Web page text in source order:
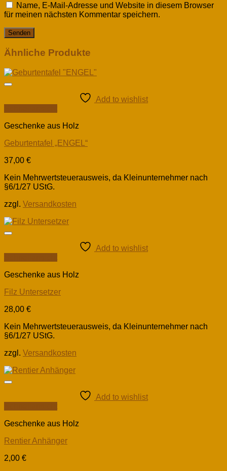
Name, E-Mail-Adresse und Website in diesem Browser
für meinen nächsten Kommentar speichern.
Ähnliche Produkte
Add to wishlist
Geschenke aus Holz
Geburtentafel „ENGEL“
37,00 €
Kein Mehrwertsteuerausweis, da Kleinunternehmer nach
§6/1/27 UStG.
zzgl. Versandkosten
Add to wishlist
Geschenke aus Holz
Filz Untersetzer
28,00 €
Kein Mehrwertsteuerausweis, da Kleinunternehmer nach
§6/1/27 UStG.
zzgl. Versandkosten
Add to wishlist
Geschenke aus Holz
Rentier Anhänger
2,00 €